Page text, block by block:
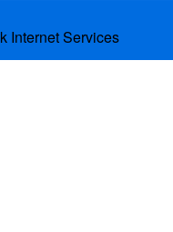
Internet Services